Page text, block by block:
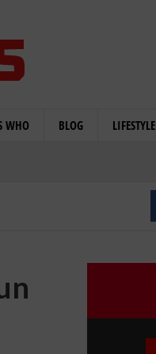
WHO BLOG LIFESTYLE